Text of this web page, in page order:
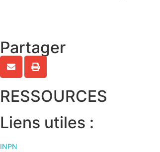
Partager
RESSOURCES
Liens utiles :
INPN